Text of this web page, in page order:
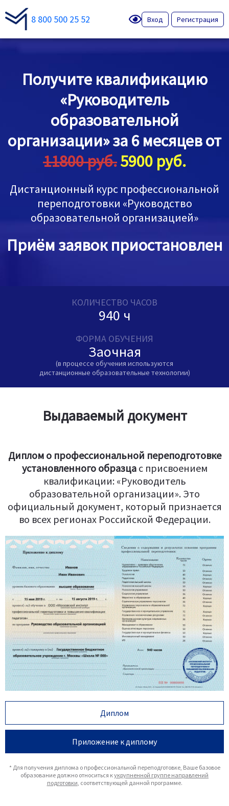
8 800 500 25 52 Вход Регистрация
Получите квалификацию
«Руководитель
образовательной
организации» за 6 месяцев от
11800 руб.5900 руб.
Дистанционный курс профессиональной
переподготовки «Руководство
образовательной организацией»
Приём заявок приостановлен
КОЛИЧЕСТВО ЧАСОВ
940 ч
ФОРМА ОБУЧЕНИЯ
Заочная
(в процессе обучения используются
дистанционные образовательные технологии)
Выдаваемый документ
Диплом о профессиональной переподготовке
установленного образцаc присвоением
квалификации: «Руководитель
образовательной организации». Это
официальный документ, который признается
во всех регионах Российской Федерации.
Диплом
Приложение к диплому
* Для получения диплома о профессиональной переподготовке, Ваше базовое
образование должно относиться кукрупненной группе направлений
подготовки , соответствующей данной программе.